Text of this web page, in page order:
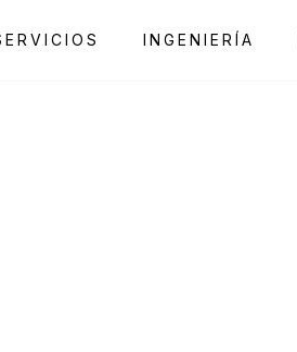
INGENIERÍA